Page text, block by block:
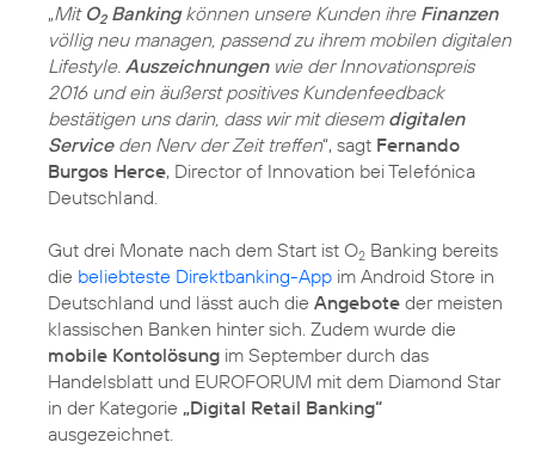
„Mit O2Bankingkönnen unsere Kunden ihre Finanzen
völlig neu managen, passend zu ihrem mobilen digitalen
Lifestyle. Auszeichnungenwie der Innovationspreis
2016 und ein äußerst positives Kundenfeedback
bestätigen uns darin, dass wir mit diesem digitalen
Serviceden Nerv der Zeit treffen“, sagt Fernando
Burgos Herce, Director of Innovation bei Telefónica
Deutschland.
Gut drei Monate nach dem Start ist O2 Banking bereits
die beliebteste Direktbanking-App im Android Store in
Deutschland und lässt auch die Angebote der meisten
klassischen Banken hinter sich. Zudem wurde die
mobile Kontolösung im September durch das
Handelsblatt und EUROFORUM mit dem Diamond Star
in der Kategorie „Digital Retail Banking“
ausgezeichnet.